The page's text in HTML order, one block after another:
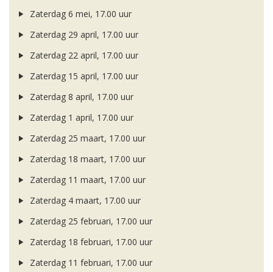
Zaterdag 6 mei, 17.00 uur
Zaterdag 29 april, 17.00 uur
Zaterdag 22 april, 17.00 uur
Zaterdag 15 april, 17.00 uur
Zaterdag 8 april, 17.00 uur
Zaterdag 1 april, 17.00 uur
Zaterdag 25 maart, 17.00 uur
Zaterdag 18 maart, 17.00 uur
Zaterdag 11 maart, 17.00 uur
Zaterdag 4 maart, 17.00 uur
Zaterdag 25 februari, 17.00 uur
Zaterdag 18 februari, 17.00 uur
Zaterdag 11 februari, 17.00 uur